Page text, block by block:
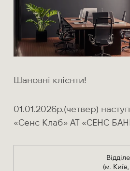
Шановні клієнти!
01.01.2026р.(четвер)
«Сенс Клаб» АТ «СЕНС
(м.